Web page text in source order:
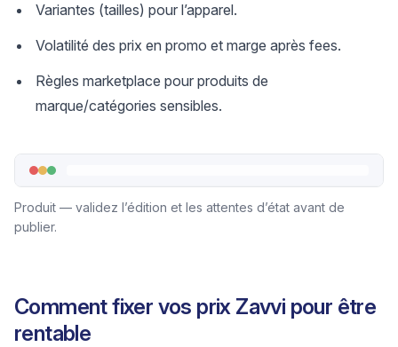
Variantes (tailles) pour l’apparel.
Volatilité des prix en promo et marge après fees.
Règles marketplace pour produits de
marque/catégories sensibles.
Produit — validez l’édition et les attentes d’état avant de
publier.
Comment fixer vos prix Zavvi pour être
rentable